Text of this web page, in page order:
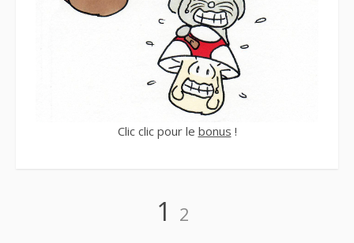
Clic clic pour le bonus !
Page
1 Page
2